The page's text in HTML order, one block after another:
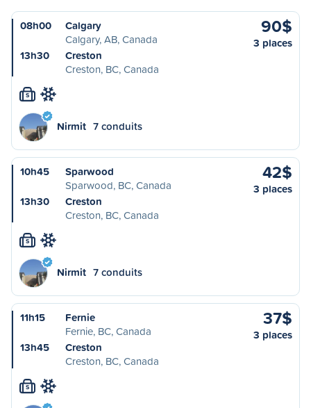
08h00
Calgary
Calgary, AB, Canada
13h30
Creston
Creston, BC, Canada
90$
3 places
S
Nirmit 7 conduits
10h45
Sparwood
Sparwood, BC, Canada
13h30
Creston
Creston, BC, Canada
42$
3 places
S
Nirmit 7 conduits
11h15
Fernie
Fernie, BC, Canada
13h45
Creston
Creston, BC, Canada
37$
3 places
S